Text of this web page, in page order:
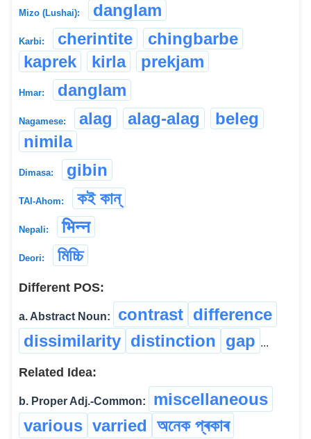
Mizo (Lushai): danglam
Karbi: cherintite
chingbarbe
kaprek
kirla prekjam
Hmar: danglam
Nagamese: alag alag-alag
beleg
nimila
Dimasa: gibin
TAI-Ahom: কই কান্
Nepali: भिन्न
Deori: মিচ্চি
Different POS:
a. Abstract Noun: contrast difference
dissimilarity distinction gap ...
Related Idea:
b. Proper Adj.-Common:
miscellaneous
various varried অনেক প্ৰকাৰ